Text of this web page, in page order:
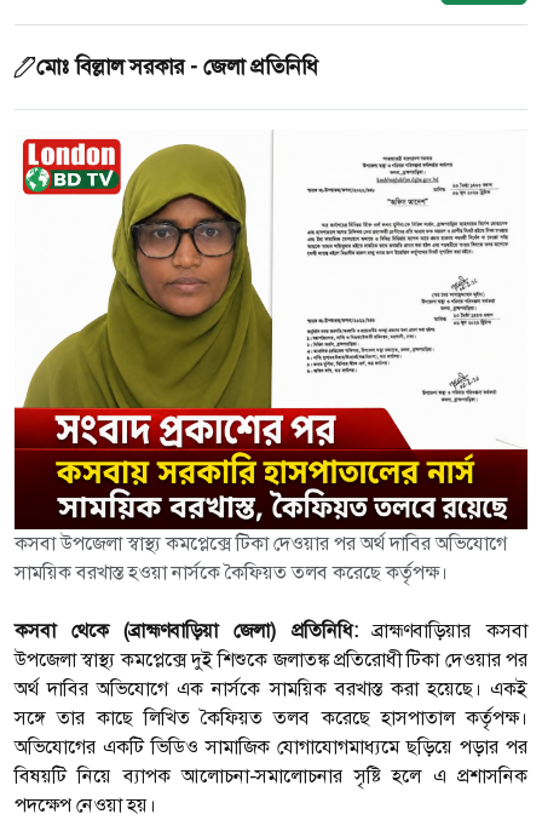
মোঃ বিল্লাল সরকার - জেলা প্রতিনিধি
কসবা উপজেলা স্বাস্থ্য কমপ্লেক্সে টিকা দেওয়ার পর অর্থ দাবির অভিযোগে
সাময়িক বরখাস্ত হওয়া নার্সকে কৈফিয়ত তলব করেছে কর্তৃপক্ষ।
কসবা থেকে (ব্রাহ্মণবাড়িয়া জেলা) প্রতিনিধি:ব্রাহ্মণবাড়িয়ার কসবা
উপজেলা স্বাস্থ্য কমপ্লেক্সে দুই শিশুকে জলাতঙ্ক প্রতিরোধী টিকা দেওয়ার পর
অর্থ দাবির অভিযোগে এক নার্সকে সাময়িক বরখাস্ত করা হয়েছে। একই
সঙ্গে তার কাছে লিখিত কৈফিয়ত তলব করেছে হাসপাতাল কর্তৃপক্ষ।
অভিযোগের একটি ভিডিও সামাজিক যোগাযোগমাধ্যমে ছড়িয়ে পড়ার পর
বিষয়টি নিয়ে ব্যাপক আলোচনা-সমালোচনার সৃষ্টি হলে এ প্রশাসনিক
পদক্ষেপ নেওয়া হয়।